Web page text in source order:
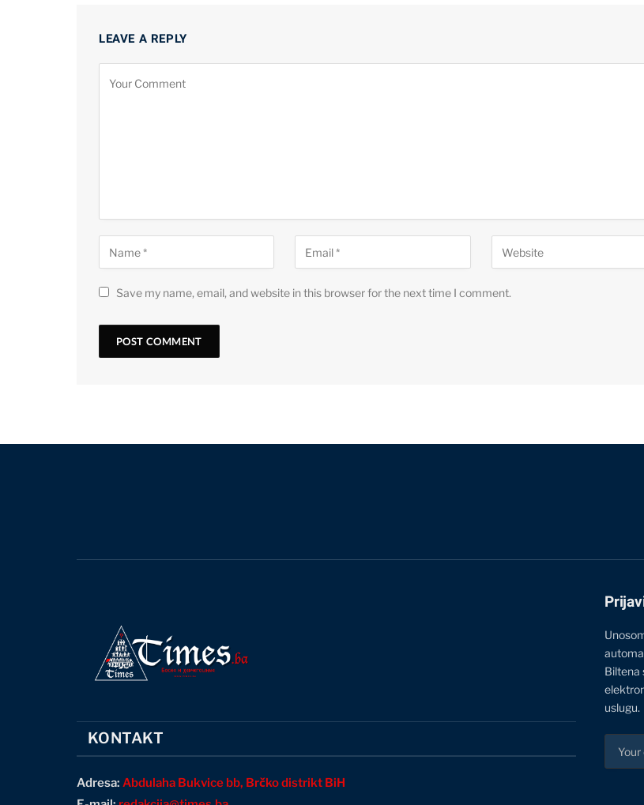
LEAVE A REPLY
Save my name, email, and website in this browser for the next time I comment.
KONTAKT
Adresa: Abdulaha Bukvice bb, Brčko distrikt BiH
Biltena
uslugu.